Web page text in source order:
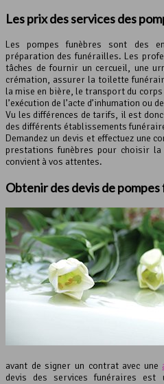
Les prix des services des
Les pompes funèbres sont des
préparation des funérailles. Les
tâches de fournir un cercueil, une
crémation, assurer la toilette
la mise en bière, le transport du
l’exécution de l’acte d’inhumation ou
Vu les différences de tarifs, il est
des différents établissements
Demandez un devis et effectuez une
prestations funèbres pour choisir
convient à vos attentes.
Obtenir des devis de
avant de signer un contrat avec une
devis des services funéraires est